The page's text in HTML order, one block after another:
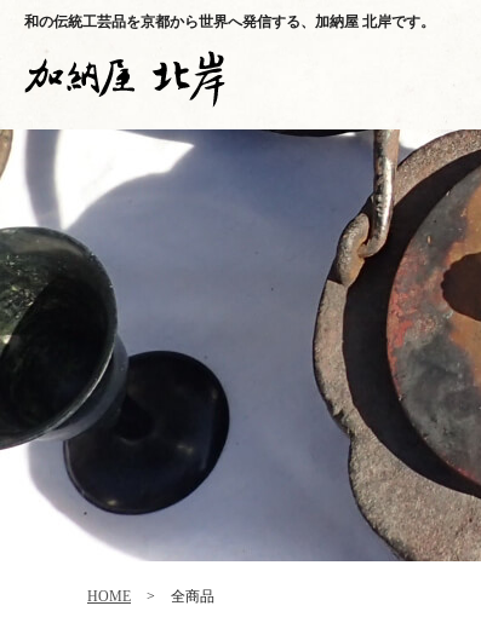
和の伝統工芸品を京都から世界へ発信する、加納屋 北岸です。
HOME > 全商品